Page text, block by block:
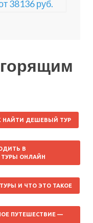
38136 руб.
НАЙТИ ДЕШЕВЫЙ ТУР
В
ТУРЫ ОНЛАЙН
И ЧТО ЭТО ТАКОЕ
ПУТЕШЕСТВИЕ —